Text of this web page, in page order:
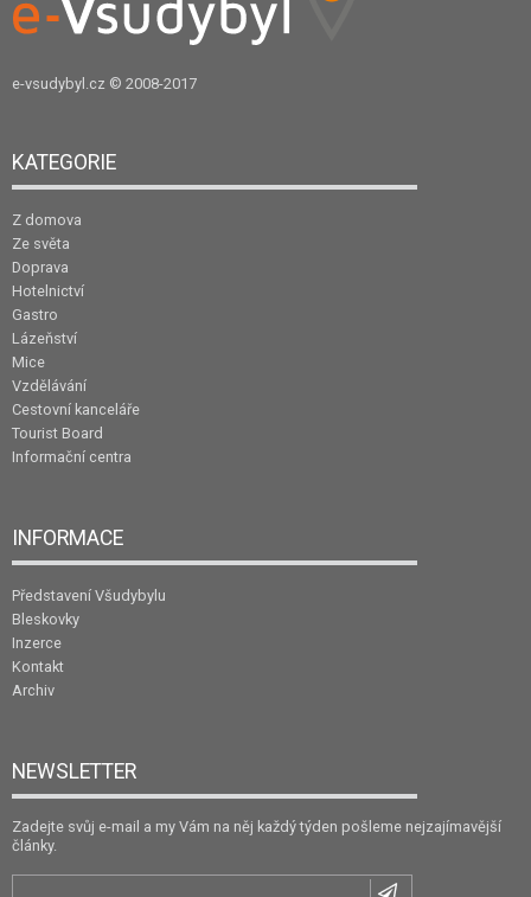
e-vsudybyl.cz © 2008-2017
KATEGORIE
Z domova
Ze světa
Doprava
Hotelnictví
Gastro
Lázeňství
Mice
Vzdělávání
Cestovní kanceláře
Tourist Board
Informační centra
INFORMACE
Představení Všudybylu
Bleskovky
Inzerce
Kontakt
Archiv
NEWSLETTER
Zadejte svůj e-mail a my Vám na něj každý týden pošleme nejzajímavější
články.